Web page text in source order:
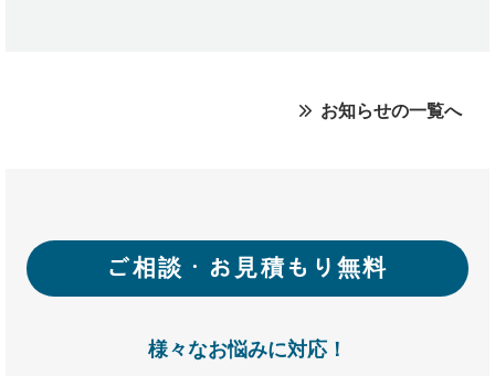
お知らせの一覧へ
ご相談・お見積もり無料
様々なお悩みに対応！